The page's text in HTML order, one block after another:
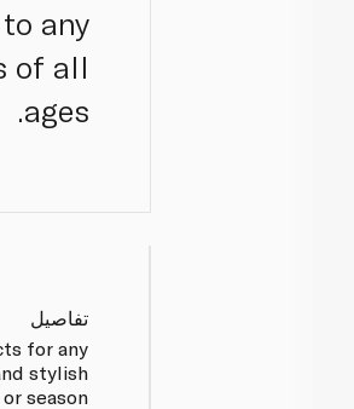
any
of all
ages.
تفاصيل
for any
stylish
season.